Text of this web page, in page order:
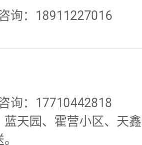
询：18911227016
询：17710442818
天园、霍营小区、天